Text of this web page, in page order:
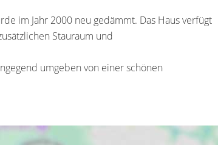
im Jahr 2000 neu gedämmt. Das Haus verfügt
Stauraum und
umgeben von einer schönen